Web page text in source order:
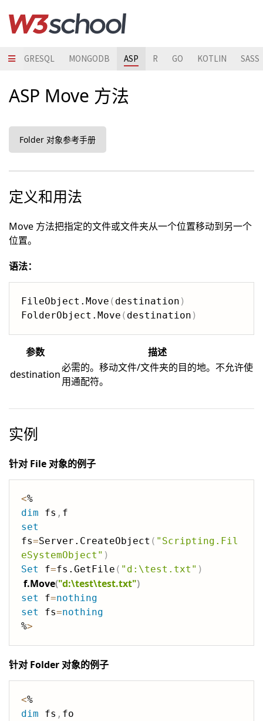
POSTGRESQL MONGODB ASP R GO KOTLIN SASS
ASP Move 方法
Folder 对象参考手册
定义和用法
Move 方法把指定的文件或文件夹从一个位置移动到另一个
位置。
语法：
FileObject.Move ( destination )
FolderObject.Move ( destination )
参数
描述
destination
必需的。移动文件/文件夹的目的地。不允许使
用通配符。
实例
针对 File 对象的例子
<
dim fs ,
set
fs=Server.CreateObject ( "Scripting.Fil
eSystemObject" )
Set
f=fs.GetFile ( "d:\test.txt" )
f.Move("d:\test\test.txt")
set f=nothing
set
fs=nothing
%>
针对 Folder 对象的例子
<
dim fs ,